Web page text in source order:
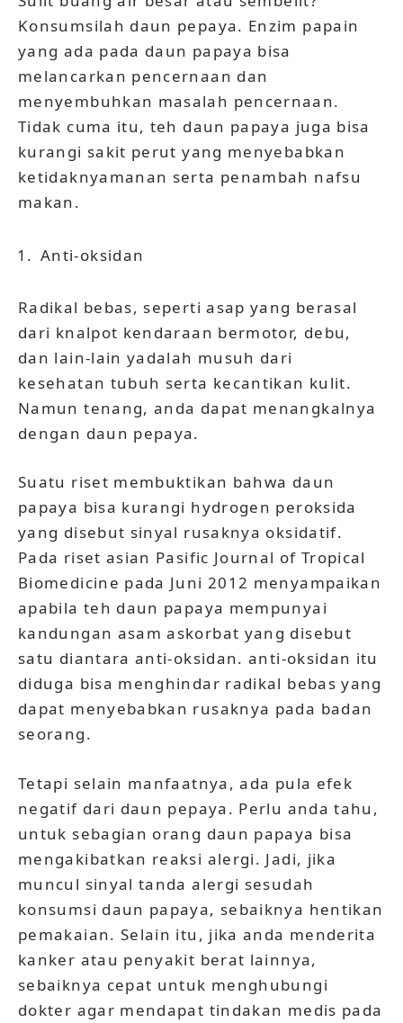
Konsumsilah daun pepaya. Enzim papain
yang ada pada daun papaya bisa
melancarkan pencernaan dan
menyembuhkan masalah pencernaan.
Tidak cuma itu, teh daun papaya juga bisa
kurangi sakit perut yang menyebabkan
ketidaknyamanan serta penambah nafsu
makan.
Anti-oksidan
Radikal bebas, seperti asap yang berasal
dari knalpot kendaraan bermotor, debu,
dan lain-lain yadalah musuh dari
kesehatan tubuh serta kecantikan kulit.
Namun tenang, anda dapat menangkalnya
dengan daun pepaya.
Suatu riset membuktikan bahwa daun
papaya bisa kurangi hydrogen peroksida
yang disebut sinyal rusaknya oksidatif.
Pada riset asian Pasific Journal of Tropical
Biomedicine pada Juni 2012 menyampaikan
apabila teh daun papaya mempunyai
kandungan asam askorbat yang disebut
satu diantara anti-oksidan. anti-oksidan itu
diduga bisa menghindar radikal bebas yang
dapat menyebabkan rusaknya pada badan
seorang.
Tetapi selain manfaatnya, ada pula efek
negatif dari daun pepaya. Perlu anda tahu,
untuk sebagian orang daun papaya bisa
mengakibatkan reaksi alergi. Jadi, jika
muncul sinyal tanda alergi sesudah
konsumsi daun papaya, sebaiknya hentikan
pemakaian. Selain itu, jika anda menderita
kanker atau penyakit berat lainnya,
sebaiknya cepat untuk menghubungi
dokter agar mendapat tindakan medis pada